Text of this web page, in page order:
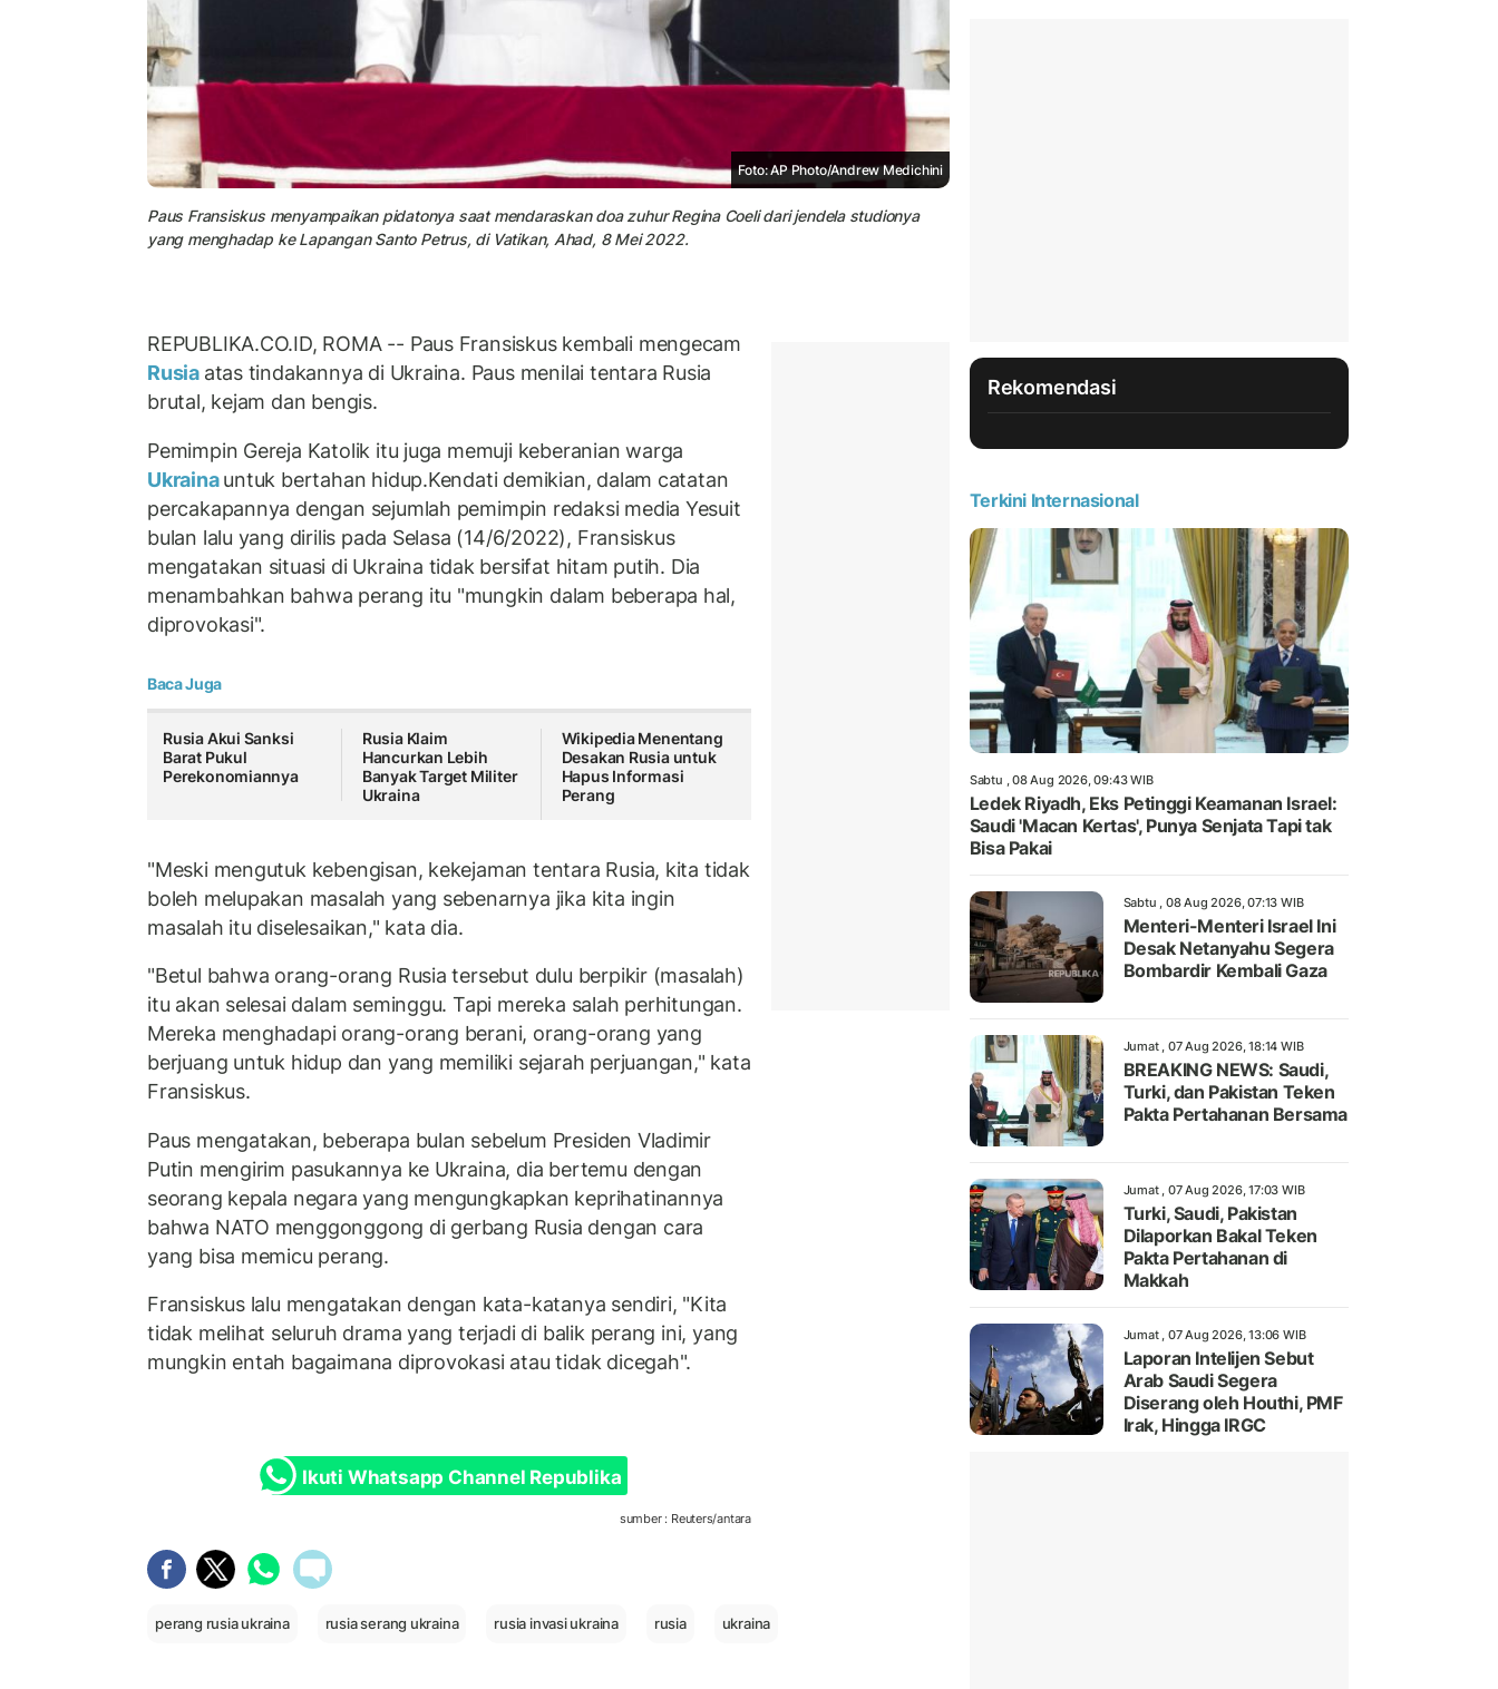
Foto: AP Photo/Andrew Medichini
Paus Fransiskus menyampaikan pidatonya saat mendaraskan doa zuhur Regina Coeli dari jendela studionya
yang menghadap ke Lapangan Santo Petrus, di Vatikan, Ahad, 8 Mei 2022.
REPUBLIKA.CO.ID, ROMA -- Paus Fransiskus kembali mengecam
Rusia atas tindakannya di Ukraina. Paus menilai tentara Rusia
brutal, kejam dan bengis.
Pemimpin Gereja Katolik itu juga memuji keberanian warga
Ukrainauntuk bertahan hidup.Kendati demikian, dalam catatan
percakapannya dengan sejumlah pemimpin redaksi media Yesuit
bulan lalu yang dirilis pada Selasa (14/6/2022), Fransiskus
mengatakan situasi di Ukraina tidak bersifat hitam putih. Dia
menambahkan bahwa perang itu "mungkin dalam beberapa hal,
diprovokasi".
Baca Juga
Rusia Akui Sanksi
Barat Pukul
Perekonomiannya
Rusia Klaim
Hancurkan Lebih
Banyak Target Militer
Ukraina
Wikipedia Menentang
Desakan Rusia untuk
Hapus Informasi
Perang
"Meski mengutuk kebengisan, kekejaman tentara Rusia, kita tidak
boleh melupakan masalah yang sebenarnya jika kita ingin
masalah itu diselesaikan," kata dia.
"Betul bahwa orang-orang Rusia tersebut dulu berpikir (masalah)
itu akan selesai dalam seminggu. Tapi mereka salah perhitungan.
Mereka menghadapi orang-orang berani, orang-orang yang
berjuang untuk hidup dan yang memiliki sejarah perjuangan," kata
Fransiskus.
Paus mengatakan, beberapa bulan sebelum Presiden Vladimir
Putin mengirim pasukannya ke Ukraina, dia bertemu dengan
seorang kepala negara yang mengungkapkan keprihatinannya
bahwa NATO menggonggong di gerbang Rusia dengan cara
yang bisa memicu perang.
Fransiskus lalu mengatakan dengan kata-katanya sendiri, "Kita
tidak melihat seluruh drama yang terjadi di balik perang ini, yang
mungkin entah bagaimana diprovokasi atau tidak dicegah".
Ikuti Whatsapp Channel Republika
sumber : Reuters/antara
perang rusia ukraina rusia serang ukraina rusia invasi ukraina rusia ukraina
Rekomendasi
Terkini Internasional
Sabtu , 08 Aug 2026, 09:43 WIB
Ledek Riyadh, Eks Petinggi Keamanan Israel:
Saudi 'Macan Kertas', Punya Senjata Tapi tak
Bisa Pakai
Sabtu , 08 Aug 2026, 07:13 WIB
Menteri-Menteri Israel Ini
Desak Netanyahu Segera
Bombardir Kembali Gaza
Jumat , 07 Aug 2026, 18:14 WIB
BREAKING NEWS: Saudi,
Turki, dan Pakistan Teken
Pakta Pertahanan Bersama
Jumat , 07 Aug 2026, 17:03 WIB
Turki, Saudi, Pakistan
Dilaporkan Bakal Teken
Pakta Pertahanan di
Makkah
Jumat , 07 Aug 2026, 13:06 WIB
Laporan Intelijen Sebut
Arab Saudi Segera
Diserang oleh Houthi, PMF
Irak, Hingga IRGC